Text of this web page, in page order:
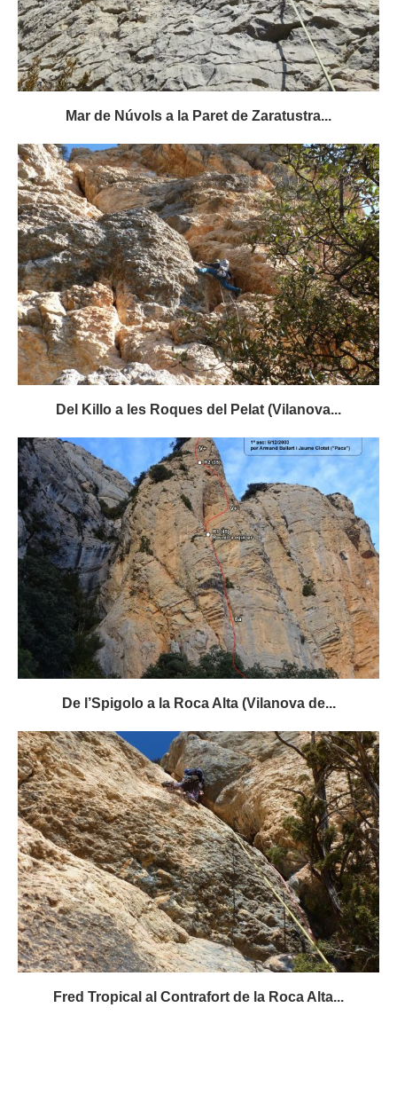
Mar de Núvols a la Paret de Zaratustra...
Del Killo a les Roques del Pelat (Vilanova...
De l’Spigolo a la Roca Alta (Vilanova de...
Fred Tropical al Contrafort de la Roca Alta...